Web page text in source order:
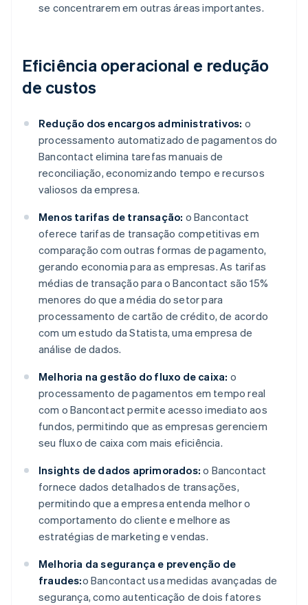
se concentrarem em outras áreas importantes.
Eficiência operacional e redução
de custos
Redução dos encargos administrativos: o
processamento automatizado de pagamentos do
Bancontact elimina tarefas manuais de
reconciliação, economizando tempo e recursos
valiosos da empresa.
Menos tarifas de transação: o Bancontact
oferece tarifas de transação competitivas em
comparação com outras formas de pagamento,
gerando economia para as empresas. As tarifas
médias de transação para o Bancontact são 15%
menores do que a média do setor para
processamento de cartão de crédito, de acordo
com um estudo da Statista, uma empresa de
análise de dados.
Melhoria na gestão do fluxo de caixa: o
processamento de pagamentos em tempo real
com o Bancontact permite acesso imediato aos
fundos, permitindo que as empresas gerenciem
seu fluxo de caixa com mais eficiência.
Insights de dados aprimorados: o Bancontact
fornece dados detalhados de transações,
permitindo que a empresa entenda melhor o
comportamento do cliente e melhore as
estratégias de marketing e vendas.
Melhoria da segurança e prevenção de
fraudes:o Bancontact usa medidas avançadas de
segurança, como autenticação de dois fatores